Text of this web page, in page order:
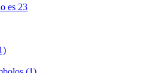
es 23